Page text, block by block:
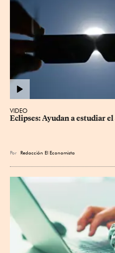
VIDEO
Eclipses: Ayudan a estudiar el
Por Redacción El Economista